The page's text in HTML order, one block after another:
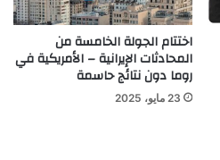
اختتام الجولة الخامسة من
المحادثات الإيرانية – الأمريكية في
روما دون نتائج حاسمة
23 مايو، 2025